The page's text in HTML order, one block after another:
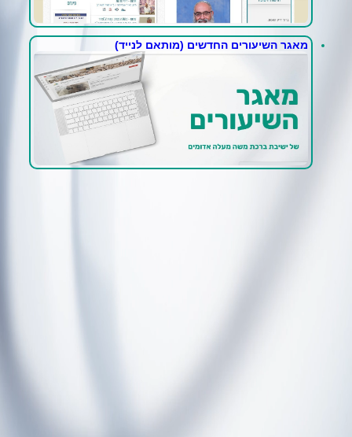
מאגר השיעורים החדשים (מותאם לנייד)